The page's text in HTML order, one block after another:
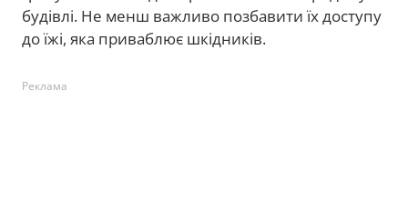
будівлі. Не менш важливо позбавити їх доступу
до їжі, яка приваблює шкідників.
Реклама